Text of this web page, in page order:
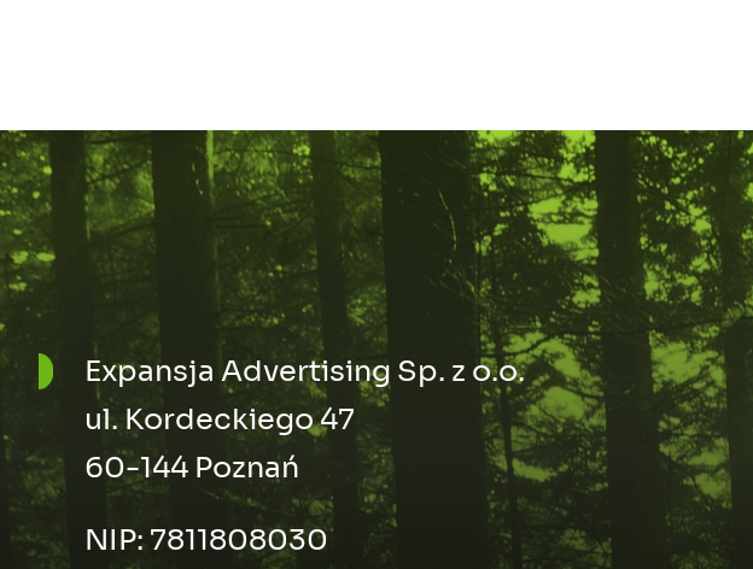
Expansja Advertising Sp. z o.o.
ul. Kordeckiego 47
60-144 Poznań
NIP: 7811808030